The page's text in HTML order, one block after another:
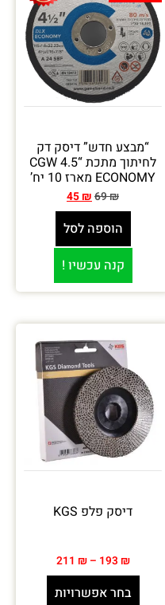
“מבצע חדש” דיסק דק
לחיתוך מתכת “4.5 CGW
ECONOMY מארז 10 יח’
69₪
45₪
הוספה לסל
קנה עכשיו !
דיסק פלפ KGS
193 ₪
–
211 ₪
בחר אפשרויות